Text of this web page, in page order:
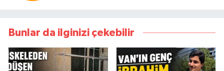
Bunlar da ilginizi çekebilir